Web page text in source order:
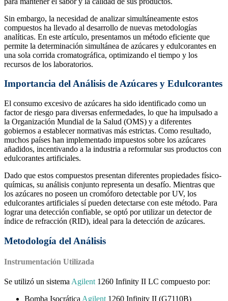
Sin embargo, la necesidad de analizar simultáneamente estos
compuestos ha llevado al desarrollo de nuevas metodologías
analíticas. En este artículo, presentamos un método eficiente que
permite la determinación simultánea de azúcares y edulcorantes en
una sola corrida cromatográfica, optimizando el tiempo y los
recursos de los laboratorios.
Importancia del Análisis de Azúcares y Edulcorantes
El consumo excesivo de azúcares ha sido identificado como un
factor de riesgo para diversas enfermedades, lo que ha impulsado a
la Organización Mundial de la Salud (OMS) y a diferentes
gobiernos a establecer normativas más estrictas. Como resultado,
muchos países han implementado impuestos sobre los azúcares
añadidos, incentivando a la industria a reformular sus productos con
edulcorantes artificiales.
Dado que estos compuestos presentan diferentes propiedades físico-
químicas, su análisis conjunto representa un desafío. Mientras que
los azúcares no poseen un cromóforo detectable por UV, los
edulcorantes artificiales sí pueden detectarse con este método. Para
lograr una detección confiable, se optó por utilizar un detector de
índice de refracción (RID), ideal para la detección de azúcares.
Metodología del Análisis
Instrumentación Utilizada
Se utilizó un sistema Agilent 1260 Infinity II LC compuesto por:
Bomba Isocrática Agilent 1260 Infinity II (G7110B)